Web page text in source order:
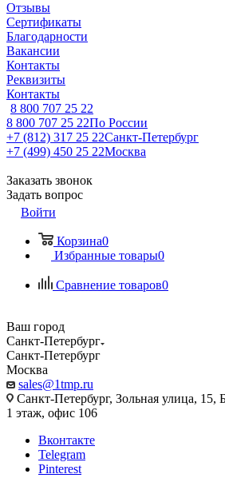
Отзывы
Сертификаты
Благодарности
Вакансии
Контакты
Реквизиты
Контакты
8 800 707 25 22
8 800 707 25 22По России
+7 (812) 317 25 22Санкт-Петербург
+7 (499) 450 25 22Москва
Заказать звонок
Задать вопрос
Войти
Корзина0
Избранные товары0
Сравнение товаров0
Ваш город
Санкт-Петербург
Санкт-Петербург
Москва
sales@1tmp.ru
Санкт-Петербург, Зольная улица,
1 этаж, офис 106
Вконтакте
Telegram
Pinterest